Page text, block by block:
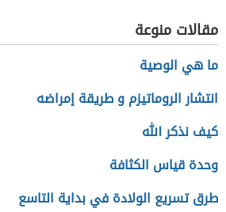
مقالات منوعة
ما هي الوصية
انتشار الروماتيزم و طريقة إمراضه
كيف نذكر الله
وحدة قياس الكثافة
طرق تسريع الولادة في بداية التاسع